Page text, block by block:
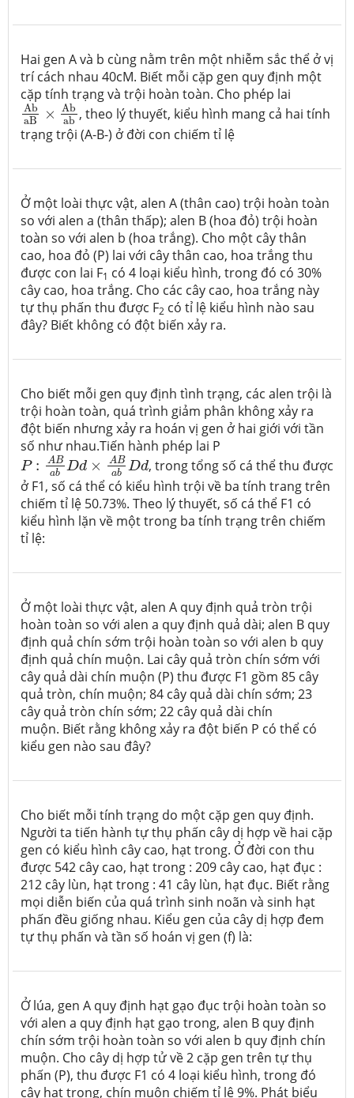
Hai gen A và b cùng nằm trên một nhiễm sắc thể ở vị
trí cách nhau 40cM. Biết mỗi cặp gen quy định một
cặp tính trạng và trội hoàn toàn. Cho phép lai
Ab
aB
×
Ab
ab
AbaB×Abab
, theo lý thuyết, kiểu hình mang cả hai tính
trạng trội (A-B-) ở đời con chiếm tỉ lệ
Ở một loài thực vật, alen A (thân cao) trội hoàn toàn
so với alen a (thân thấp); alen B (hoa đỏ) trội hoàn
toàn so với alen b (hoa trắng). Cho một cây thân
cao, hoa đỏ (P) lai với cây thân cao, hoa trắng thu
được con lai F1 có 4 loại kiểu hình, trong đó có 30%
cây cao, hoa trắng. Cho các cây cao, hoa trắng này
tự thụ phấn thu được F2 có tỉ lệ kiểu hình nào sau
đây? Biết không có đột biến xảy ra.
Cho biết mỗi gen quy định tình trạng, các alen trội là
trội hoàn toàn, quá trình giảm phân không xảy ra
đột biến nhưng xảy ra hoán vị gen ở hai giới với tần
số như nhau.Tiến hành phép lai P
P : AB
ab Dd × AB
ab Dd
P:ABabDd×ABabDd
, trong tổng số cá thể thu được
ở F1, số cá thể có kiểu hình trội về ba tính trang trên
chiếm tỉ lệ 50.73%. Theo lý thuyết, số cá thể F1 có
kiểu hình lặn về một trong ba tính trạng trên chiếm
tỉ lệ:
Ở một loài thực vật, alen A quy định quả tròn trội
hoàn toàn so với alen a quy định quả dài; alen B quy
định quả chín sớm trội hoàn toàn so với alen b quy
định quả chín muộn. Lai cây quả tròn chín sớm với
cây quả dài chín muộn (P) thu được F1 gồm 85 cây
quả tròn, chín muộn; 84 cây quả dài chín sớm; 23
cây quả tròn chín sớm; 22 cây quả dài chín
muộn. Biết rằng không xảy ra đột biến P có thể có
kiểu gen nào sau đây?
Cho biết mỗi tính trạng do một cặp gen quy định.
Người ta tiến hành tự thụ phấn cây dị hợp về hai cặp
gen có kiểu hình cây cao, hạt trong. Ở đời con thu
được 542 cây cao, hạt trong : 209 cây cao, hạt đục :
212 cây lùn, hạt trong : 41 cây lùn, hạt đục. Biết rằng
mọi diễn biến của quá trình sinh noãn và sinh hạt
phấn đều giống nhau. Kiểu gen của cây dị hợp đem
tự thụ phấn và tần số hoán vị gen (f) là:
Ở lúa, gen A quy định hạt gạo đục trội hoàn toàn so
với alen a quy định hạt gạo trong, alen B quy định
chín sớm trội hoàn toàn so với alen b quy định chín
muộn. Cho cây dị hợp tử về 2 cặp gen trên tự thụ
phấn (P), thu được F1 có 4 loại kiểu hình, trong đó
cây hạt trong, chín muộn chiếm tỉ lệ 9%. Phát biểu